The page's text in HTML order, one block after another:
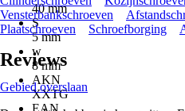
40 mm
S
5 mm
w
8 mm
AKN
XXTG
EAN
Vensterbankschroeven
Plaatschroeven
Schroefborging
Reviews
Gebied overslaan